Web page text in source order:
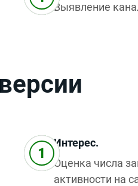
Выявление
Интерес.
Оценка числа
активности на